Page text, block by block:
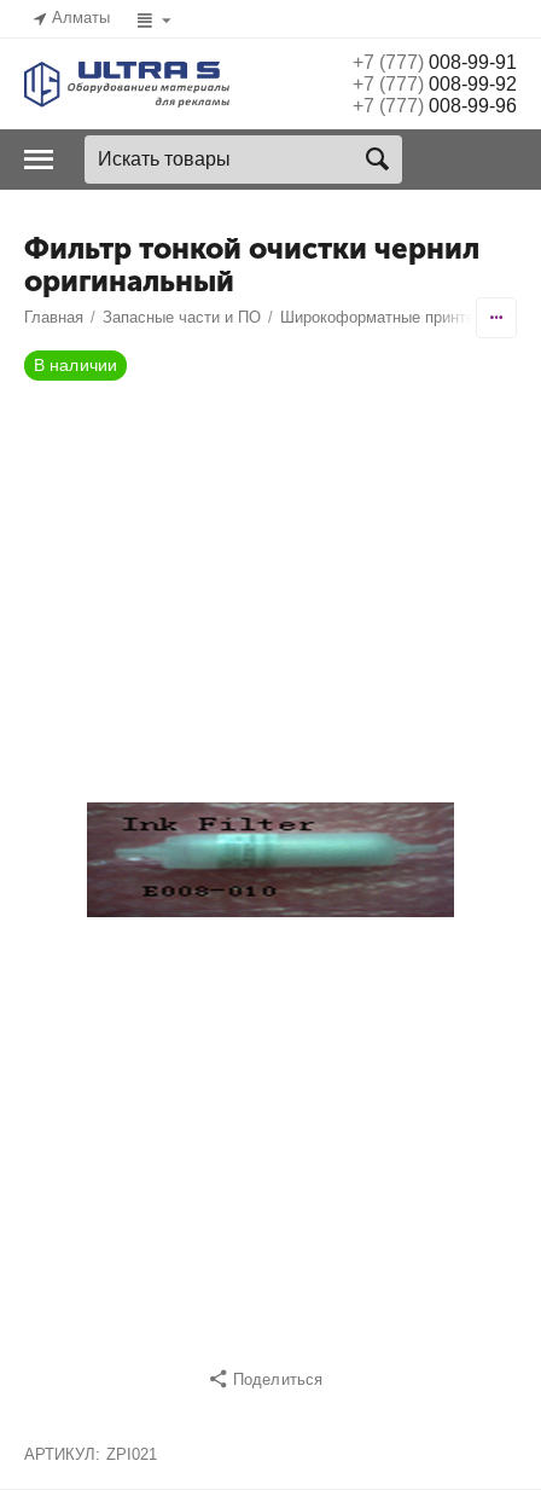
Алматы
+7 (777)008-99-91
+7 (777)008-99-92
+7 (777)008-99-96
Фильтр тонкой очистки чернил
оригинальный
Главная / Запасные части и ПО / Широкоформатные принтеры /
В наличии
Поделиться
АРТИКУЛ: ZPI021